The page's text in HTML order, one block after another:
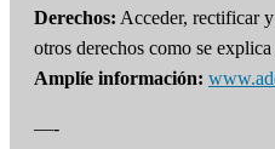
Derechos: Acceder, rectificar
otros derechos como se
Amplíe información:
—-